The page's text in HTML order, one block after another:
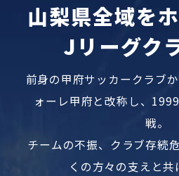
山梨県全域を
Jリーグク
前身の甲府サッカークラブ
ォーレ甲府と改称し、
戦。
チームの不振、クラブ存続
くの方々の支えと共